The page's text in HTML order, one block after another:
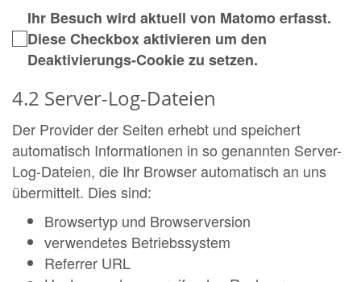
Ihr Besuch wird aktuell von Matomo erfasst.
Diese Checkbox aktivieren um den
Deaktivierungs-Cookie zu setzen.
4.2 Server-Log-Dateien
Der Provider der Seiten erhebt und speichert
automatisch Informationen in so genannten Server-
Log-Dateien, die Ihr Browser automatisch an uns
übermittelt. Dies sind:
Browsertyp und Browserversion
verwendetes Betriebssystem
Referrer URL